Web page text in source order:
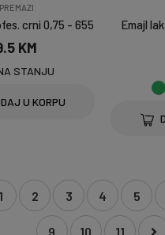
PREMAZI
crni 0,75 - 655
KM
STANJU
U KORPU
Emajl
1 2 3 4 5
9 10 11